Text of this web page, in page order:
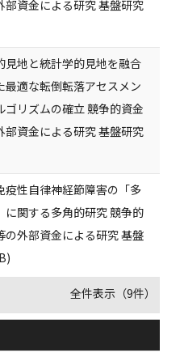
部資金による研究 基盤研究
見地と統計学的見地を融合
最適な転倒転落アセスメン
ゴリズムの確立 競争的資金
部資金による研究 基盤研究
疫性自律神経節障害の「多
に関する多角的研究 競争的
の外部資金による研究 基盤
全件表示（9件）